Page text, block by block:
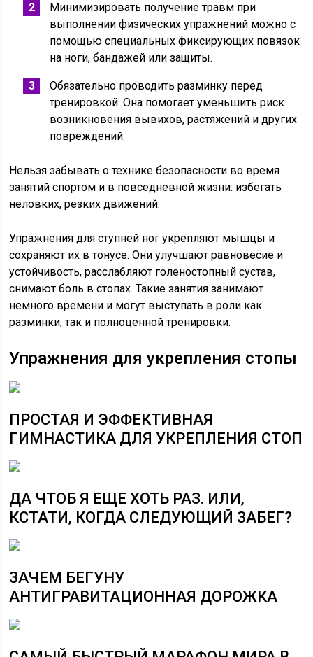
Минимизировать получение травм при
выполнении физических упражнений можно с
помощью специальных фиксирующих повязок
на ноги, бандажей или защиты.
Обязательно проводить разминку перед
тренировкой. Она помогает уменьшить риск
возникновения вывихов, растяжений и других
повреждений.
Нельзя забывать о технике безопасности во время
занятий спортом и в повседневной жизни: избегать
неловких, резких движений.
Упражнения для ступней ног укрепляют мышцы и
сохраняют их в тонусе. Они улучшают равновесие и
устойчивость, расслабляют голеностопный сустав,
снимают боль в стопах. Такие занятия занимают
немного времени и могут выступать в роли как
разминки, так и полноценной тренировки.
Упражнения для укрепления стопы
ПРОСТАЯ И ЭФФЕКТИВНАЯ
ГИМНАСТИКА ДЛЯ УКРЕПЛЕНИЯ СТОП
ДА ЧТОБ Я ЕЩЕ ХОТЬ РАЗ. ИЛИ,
КСТАТИ, КОГДА СЛЕДУЮЩИЙ ЗАБЕГ?
ЗАЧЕМ БЕГУНУ
АНТИГРАВИТАЦИОННАЯ ДОРОЖКА